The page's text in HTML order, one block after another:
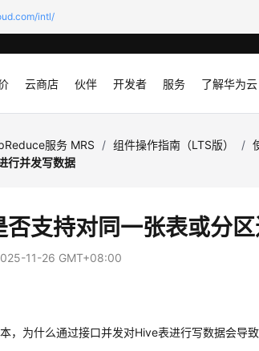
intl/
云商店 伙伴 开发者 服务 了解华为云
服务 MRS / 组件操作指南（LTS版） /
行并发写数据
否支持对同一张表或分
11-26 GMT+08:00
，为什么通过接口并发对Hive表进行写数据会导致